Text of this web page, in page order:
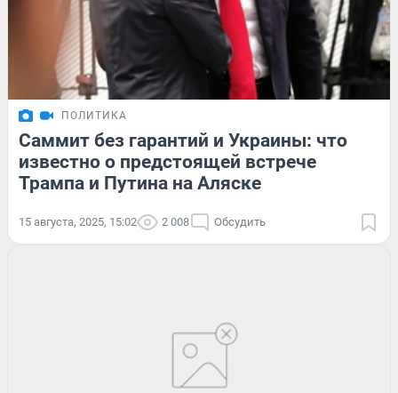
ПОЛИТИКА
Саммит без гарантий и Украины: что
известно о предстоящей встрече
Трампа и Путина на Аляске
15 августа, 2025, 15:02 2 008 Обсудить